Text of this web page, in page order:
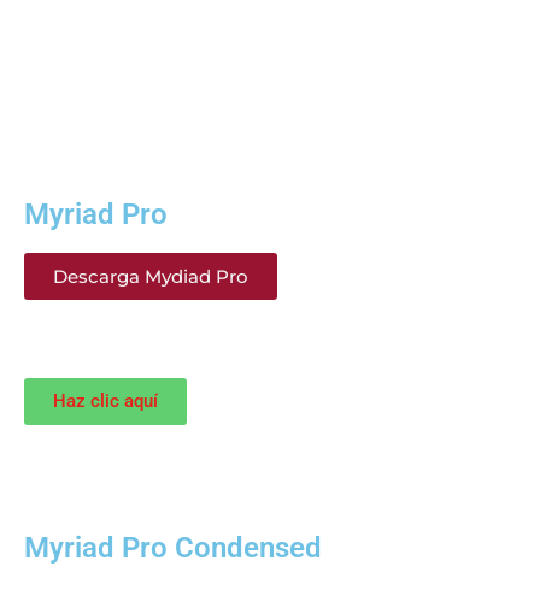
Myriad Pro
Descarga Mydiad Pro
Haz clic aquí
Myriad Pro Condensed